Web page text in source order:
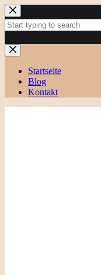
Zum
Inhalt
springen
Keine
Ergebnisse
Startseite
Blog
Kontakt